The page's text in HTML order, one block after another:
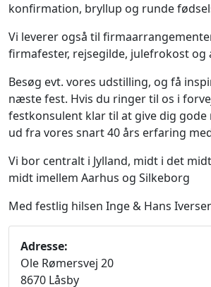
konfirmation, bryllup og runde
Vi leverer også til
firmafester, rejsegilde, julefrokost
Besøg evt. vores udstilling, og få
næste fest. Hvis du ringer til os i
festkonsulent klar til at give dig gode
ud fra vores snart 40 års erfaring
Vi bor centralt i Jylland, midt i det
midt imellem Aarhus og Silkeborg
Med festlig hilsen Inge & Hans
Adresse:
Ole Rømersvej 20
8670 Låsby